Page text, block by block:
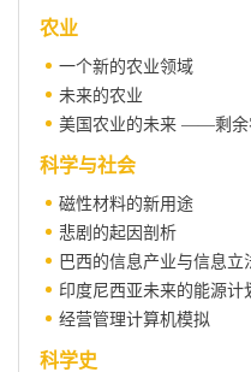
农业
一个新的农业领域
未来的农业
美国农业的未来 ——剩余
科学与社会
磁性材料的新用途
悲剧的起因剖析
巴西的信息产业与信息立
印度尼西亚未来的能源计
经营管理计算机模拟
科学史